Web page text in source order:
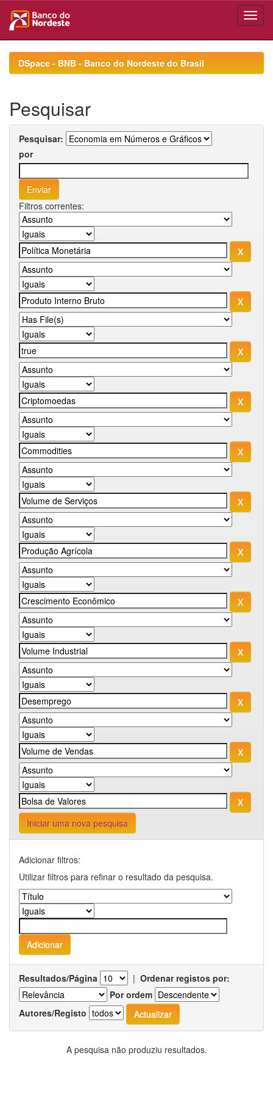
navigationDSpace - BNB - Banco do Nordeste do Brasil
Pesquisar
Pesquisar:
por
Filtros correntes:
Iniciar uma nova pesquisa
Adicionar filtros:
Utilizar filtros para refinar o resultado da pesquisa.
Resultados/Página | Ordenar registos por:
Por ordem
Autores/Registo
A pesquisa não produziu resultados.